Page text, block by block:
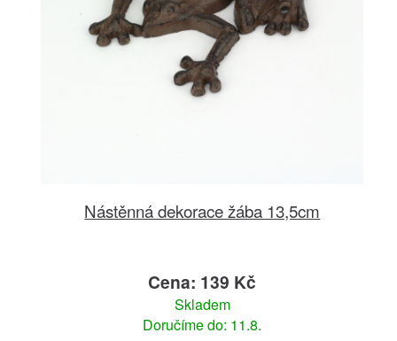
Nástěnná dekorace žába 13,5cm
Cena: 139 Kč
Skladem
Doručíme do: 11.8.